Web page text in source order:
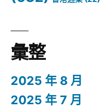
彙整
2025 年 8 月
2025 年 7 月